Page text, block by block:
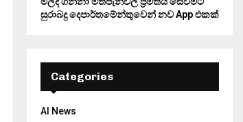
සුරාබදු දෙපාර්තමේන්තුවෙන් නව App එකක්
Categories
AI News